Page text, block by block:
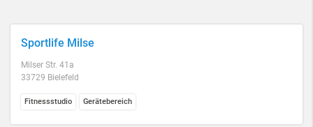
Sportlife Milse
Milser Str. 41a
33729 Bielefeld
Fitnessstudio Gerätebereich